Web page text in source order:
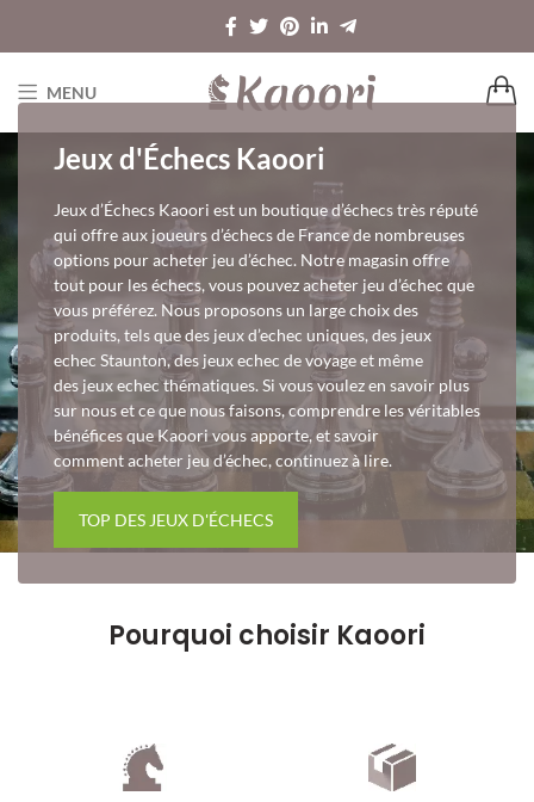
MENU
Jeux d'Échecs Kaoori
Jeux d’Échecs Kaoori est un boutique d’échecs très réputé
qui offre aux joueurs d’échecs de France de nombreuses
options pour acheter jeu d’échec. Notre magasin offre
tout pour les échecs, vous pouvez acheter jeu d’échec que
vous préférez. Nous proposons un large choix des
produits, tels que des jeux d’echec uniques, des jeux
echec Staunton, des jeux echec de voyage et même
des jeux echec thématiques. Si vous voulez en savoir plus
sur nous et ce que nous faisons, comprendre les véritables
bénéfices que Kaoori vous apporte, et savoir
comment acheter jeu d’échec, continuez à lire.
TOP DES JEUX D'ÉCHECS
Pourquoi choisir Kaoori